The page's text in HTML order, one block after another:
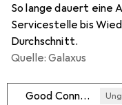
So lange dauert eine
Servicestelle bis
Durchschnitt.
Quelle: Galaxus
Good Connections